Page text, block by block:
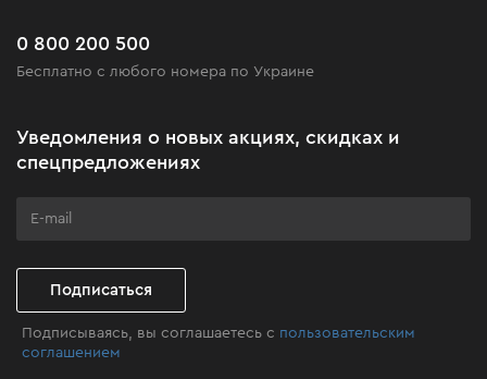
Черная пятница
Клуб мастерства
Часто задаваемые вопросы
0 800 200 500
Бесплатно с любого номера по Украине
Уведомления о новых акциях, скидках и
спецпредложениях
Подписаться
Подписываясь, вы соглашаетесь с пользовательским
соглашением